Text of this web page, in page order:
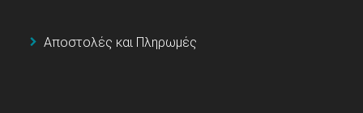
Αποστολές και Πληρωμές